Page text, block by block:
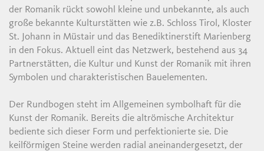
der Romanik rückt sowohl kleine und unbekannte, als auch
große bekannte Kulturstätten wie z.B. Schloss Tirol, Kloster
St. Johann in Müstair und das Benediktinerstift Marienberg
in den Fokus. Aktuell eint das Netzwerk, bestehend aus 34
Partnerstätten, die Kultur und Kunst der Romanik mit ihren
Symbolen und charakteristischen Bauelementen.
Der Rundbogen steht im Allgemeinen symbolhaft für die
Kunst der Romanik. Bereits die altrömische Architektur
bediente sich dieser Form und perfektionierte sie. Die
keilförmigen Steine werden radial aneinandergesetzt, der